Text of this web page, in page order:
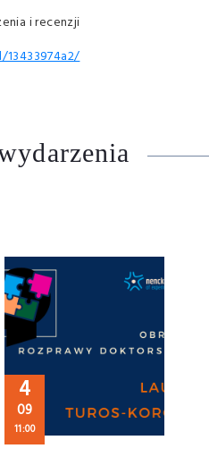
i recenzji
4
09
11:00